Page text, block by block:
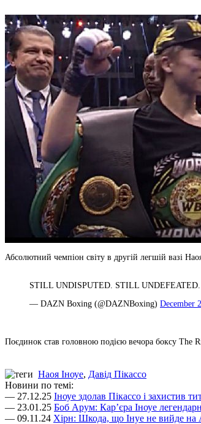
Абсолютний чемпіон світу в другій легшій вазі
STILL UNDISPUTED. STILL
— DAZN Boxing (@DAZNBoxing) December
Поєдинок став головною подією вечора боксу The
Наоя Іноуе, Давід Пікассо
Новини по темі:
— 27.12.25 Іноуе здолав Пікассо і захистив
— 23.01.25 Боб Арум: Кар’єра Іноуе
— 09.11.24 Хірн: Шкода, що Інуе не вийде на